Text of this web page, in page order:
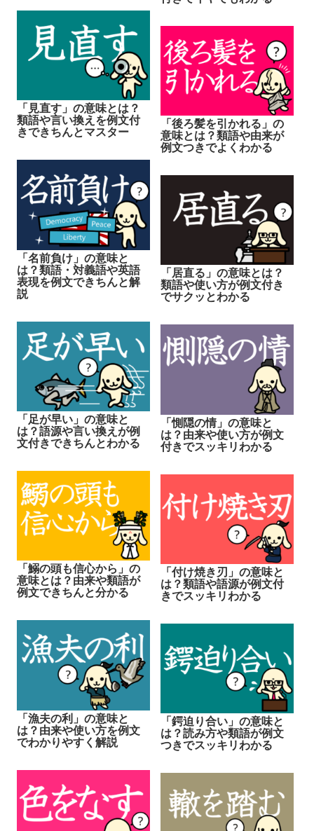
「見直す」の意味とは？
類語や言い換えを例文付
きできちんとマスター
「後ろ髪を引かれる」の
意味とは？類語や由来が
例文つきでよくわかる
「名前負け」の意味と
は？類語・対義語や英語
表現を例文できちんと解
説
「居直る」の意味とは？
類語や使い方が例文付き
でサクッとわかる
「足が早い」の意味と
は？語源や言い換えが例
文付きできちんとわかる
「惻隠の情」の意味と
は？由来や使い方が例文
付きでスッキリわかる
「鰯の頭も信心から」の
意味とは？由来や類語が
例文できちんと分かる
「付け焼き刃」の意味と
は？類語や語源が例文付
きでスッキリわかる
「漁夫の利」の意味と
は？由来や使い方を例文
でわかりやすく解説
「鍔迫り合い」の意味と
は？読み方や類語が例文
つきでスッキリわかる